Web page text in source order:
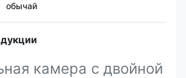
обычай
камера с двойной